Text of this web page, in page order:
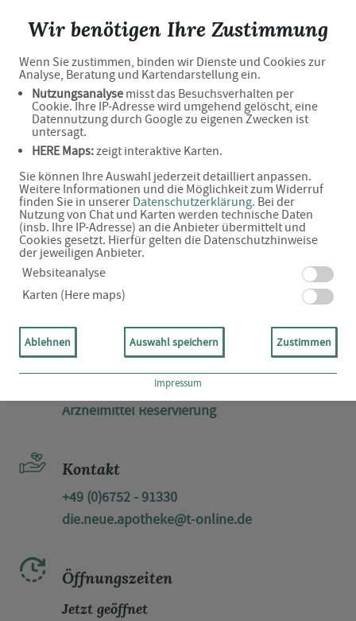
Wir benötigen Ihre Zustimmung
Wenn Sie zustimmen, binden wir Dienste und Cookies zur
Analyse, Beratung und Kartendarstellung ein.
Nutzungsanalyse misst das Besuchsverhalten per
Cookie. Ihre IP-Adresse wird umgehend gelöscht, eine
Datennutzung durch Google zu eigenen Zwecken ist
untersagt.
HERE Maps:zeigt interaktive Karten.
Sie können Ihre Auswahl jederzeit detailliert anpassen.
Weitere Informationen und die Möglichkeit zum Widerruf
finden Sie in unserer Datenschutzerklärung. Bei der
Nutzung von Chat und Karten werden technische Daten
(insb. Ihre IP-Adresse) an die Anbieter übermittelt und
Cookies gesetzt. Hierfür gelten die Datenschutzhinweise
der jeweiligen Anbieter.
Websiteanalyse
Karten (Here maps)
Ablehnen Auswahl speichern Zustimmen
Impressum
Die Neue Apotheke
Willkommen in Ihrer Apotheke
Adresse
Marktplatz 5
55606 Kirn
Reservierung
Arzneimittel Reservierung
Kontakt
+49 (0)6752 - 91330
die.neue.apotheke@t-online.de
Öffnungszeiten
Jetzt geöffnet